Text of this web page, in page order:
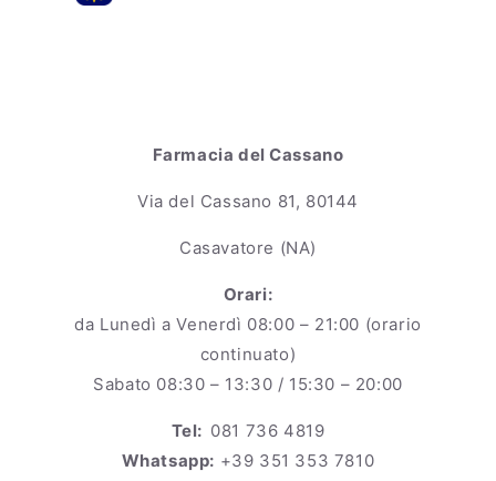
Farmacia del Cassano
Via del Cassano 81, 80144
Casavatore (NA)
Orari:
da Lunedì a Venerdì 08:00 – 21:00 (orario
continuato)
Sabato 08:30 – 13:30 / 15:30 – 20:00
Tel: 081 736 4819
Whatsapp: +39 351 353 7810